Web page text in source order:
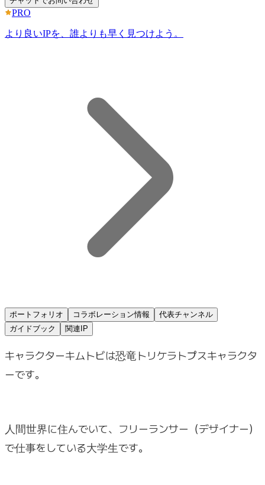
PRO
より良いIPを、誰よりも早く見つけよう。
ポートフォリオ コラボレーション情報
代表チャンネル
ガイドブック
関連IP
キャラクターキムトビは恐竜トリケラトプスキャラクタ
ーです。
人間世界に住んでいて、フリーランサー（デザイナー）
で仕事をしている大学生です。